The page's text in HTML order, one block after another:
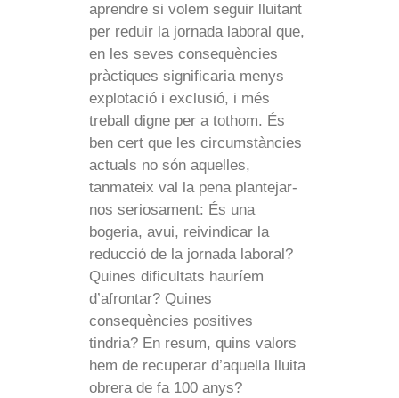
aprendre si volem seguir lluitant
per reduir la jornada laboral que,
en les seves consequències
pràctiques significaria menys
explotació i exclusió, i més
treball digne per a tothom. És
ben cert que les circumstàncies
actuals no són aquelles,
tanmateix val la pena plantejar-
nos seriosament: És una
bogeria, avui, reivindicar la
reducció de la jornada laboral?
Quines dificultats hauríem
d’afrontar? Quines
consequències positives
tindria? En resum, quins valors
hem de recuperar d’aquella lluita
obrera de fa 100 anys?